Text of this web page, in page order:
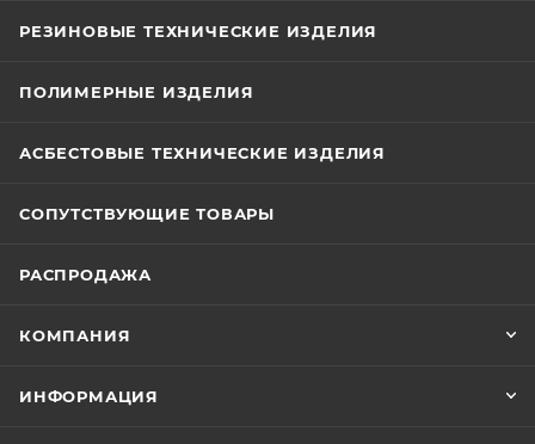
РЕЗИНОВЫЕ ТЕХНИЧЕСКИЕ ИЗДЕЛИЯ
ПОЛИМЕРНЫЕ ИЗДЕЛИЯ
АСБЕСТОВЫЕ ТЕХНИЧЕСКИЕ ИЗДЕЛИЯ
СОПУТСТВУЮЩИЕ ТОВАРЫ
РАСПРОДАЖА
КОМПАНИЯ
ИНФОРМАЦИЯ